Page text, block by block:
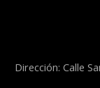
Dirección: Calle